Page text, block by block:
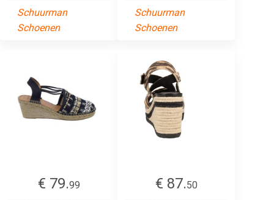
Schuurman
Schoenen
Schuurman
Schoenen
€ 79.99
€ 87.50